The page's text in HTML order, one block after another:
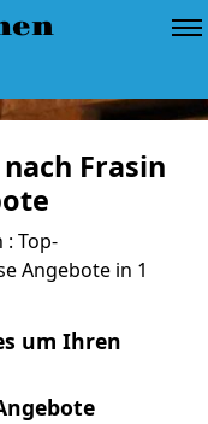
Frasin
: Top-
Angebote in 1
um Ihren